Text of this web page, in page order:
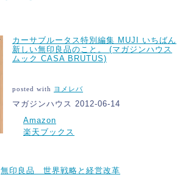
カーサブルータス特別編集 MUJI いちばん
新しい無印良品のこと。 (マガジンハウス
ムック CASA BRUTUS)
posted with ヨメレバ
マガジンハウス 2012-06-14
Amazon
楽天ブックス
無印良品 世界戦略と経営改革